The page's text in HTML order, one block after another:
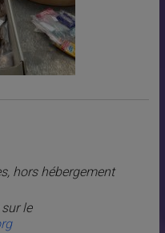
hors hébergement
le